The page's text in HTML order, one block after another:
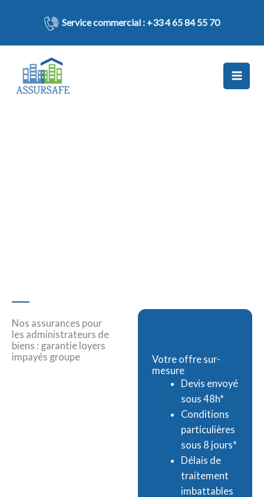
Service commercial : +33 4 65 84 55 70
Nos assurances pour
les administrateurs de
biens : garantie loyers
impayés groupe
Votre offre sur-
mesure
Devis envoyé
sous 48h*
Conditions
particulières
sous 8 jours*
Délais de
traitement
imbattables